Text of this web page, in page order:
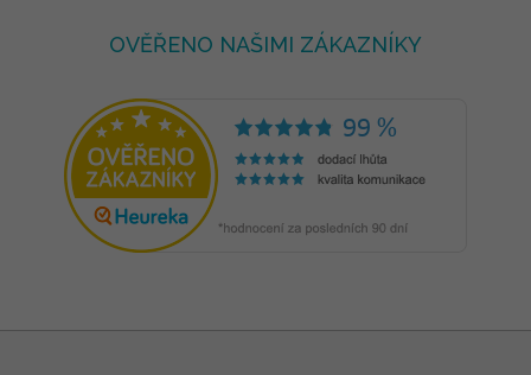
OVĚŘENO NAŠIMI ZÁKAZNÍKY